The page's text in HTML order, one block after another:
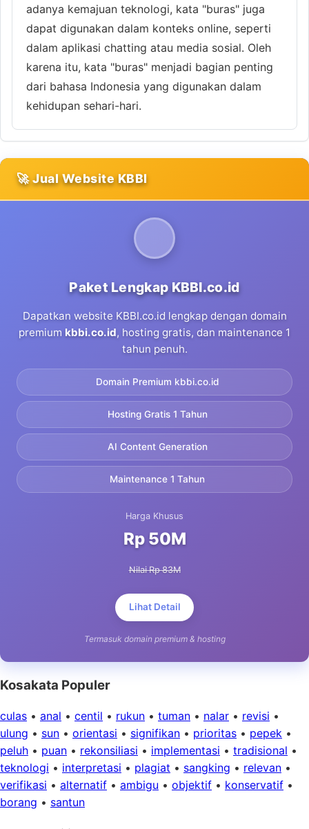
adanya kemajuan teknologi, kata "buras" juga
dapat digunakan dalam konteks online, seperti
dalam aplikasi chatting atau media sosial. Oleh
karena itu, kata "buras" menjadi bagian penting
dari bahasa Indonesia yang digunakan dalam
kehidupan sehari-hari.
🚀 Jual Website KBBI
Paket Lengkap KBBI.co.id
Dapatkan website KBBI.co.id lengkap dengan domain
premium kbbi.co.id, hosting gratis, dan maintenance 1
tahun penuh.
Domain Premium kbbi.co.id
Hosting Gratis 1 Tahun
AI Content Generation
Maintenance 1 Tahun
Harga Khusus
Rp 50M
Nilai Rp 83M
Lihat Detail
Termasuk domain premium & hosting
Kosakata Populer
culas • anal • centil • rukun • tuman • nalar • revisi •
ulung • sun • orientasi • signifikan • prioritas • pepek •
peluh • puan • rekonsiliasi • implementasi • tradisional •
teknologi • interpretasi • plagiat • sangking • relevan •
verifikasi • alternatif • ambigu • objektif • konservatif •
borang • santun